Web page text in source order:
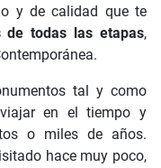
y de calidad que te
de todas las etapas,
tal y como
en el tiempo y
o miles de años.
hace muy poco,